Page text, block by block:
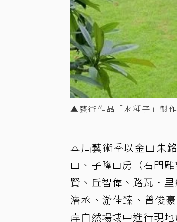
▲藝術作品「水種子」製
本屆藝術季以金山朱
山、子隆山房（石門
賢、丘智偉、路瓦．
濬丞、游佳臻、曾俊
岸自然場域中進行現